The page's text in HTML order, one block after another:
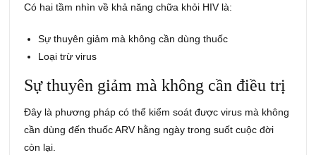
Có hai tầm nhìn về khả năng chữa khỏi HIV là:
Sự thuyên giảm mà không cần dùng thuốc
Loại trừ virus
Sự thuyên giảm mà không cần điều trị
Đây là phương pháp có thể kiểm soát được virus mà không
cần dùng đến thuốc ARV hằng ngày trong suốt cuộc đời
còn lại.